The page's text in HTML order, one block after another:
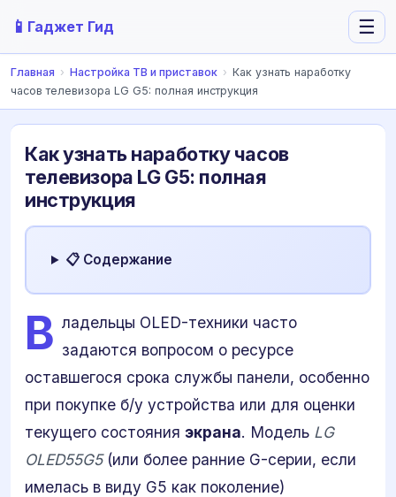
📱 Гаджет Гид ☰
Главная › Настройка ТВ и приставок › Как узнать наработку
часов телевизора LG G5: полная инструкция
Как узнать наработку часов
телевизора LG G5: полная
инструкция
📋 Содержание
В ладельцы OLED-техники часто
задаются вопросом о ресурсе
оставшегося срока службы панели, особенно
при покупке б/у устройства или для оценки
текущего состояния экрана. Модель LG
OLED55G5(или более ранние G-серии, если
имелась в виду G5 как поколение)